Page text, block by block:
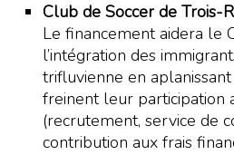
Club de Soccer de Trois-
Le financement aidera le
l’intégration des
trifluvienne en
freinent leur participation
(recrutement, service de
contribution aux frais